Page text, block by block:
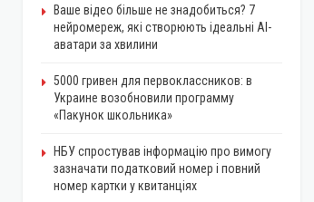
Ваше відео більше не знадобиться? 7
нейромереж, які створюють ідеальні AI-
аватари за хвилини
5000 гривен для первоклассников: в
Украине возобновили программу
«Пакунок школьника»
НБУ спростував інформацію про вимогу
зазначати податковий номер і повний
номер картки у квитанціях